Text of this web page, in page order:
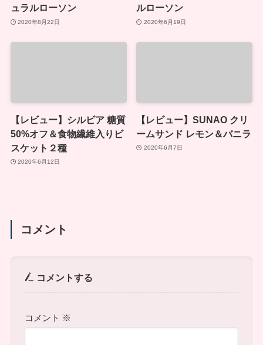
ュラルローソン
2020年8月22日
ルローソン
2020年6月19日
【レビュー】シルビア 糖質
50%オフ＆食物繊維入りビ
スケット２種
2020年6月12日
【レビュー】SUNAO クリ
ームサンド レモン＆バニラ
2020年6月7日
コメント
コメントする
コメント ※